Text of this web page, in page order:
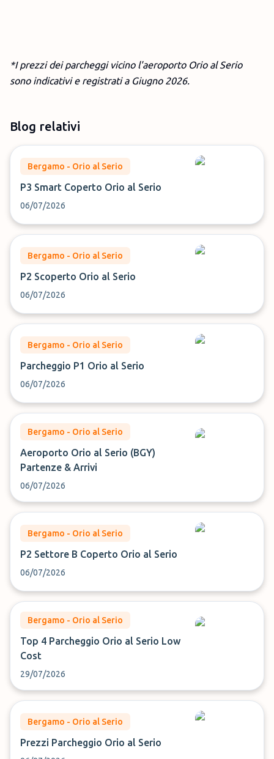
*I prezzi dei parcheggi vicino l'aeroporto Orio al Serio
sono indicativi e registrati a Giugno 2026.
Blog relativi
Bergamo - Orio al Serio
P3 Smart Coperto Orio al Serio
06/07/2026
Bergamo - Orio al Serio
P2 Scoperto Orio al Serio
06/07/2026
Bergamo - Orio al Serio
Parcheggio P1 Orio al Serio
06/07/2026
Bergamo - Orio al Serio
Aeroporto Orio al Serio (BGY)
Partenze & Arrivi
06/07/2026
Bergamo - Orio al Serio
P2 Settore B Coperto Orio al Serio
06/07/2026
Bergamo - Orio al Serio
Top 4 Parcheggio Orio al Serio Low
Cost
29/07/2026
Bergamo - Orio al Serio
Prezzi Parcheggio Orio al Serio